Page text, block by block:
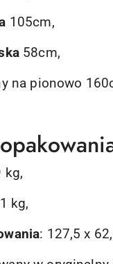
105cm,
58cm,
na pionowo
kg,
kg,
: 127,5 x